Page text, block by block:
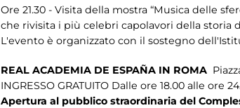
Ore 21.30 - Visita della mostra “Musica delle
che rivisita i più celebri capolavori della storia
L'evento è organizzato con il sostegno
REAL ACADEMIA DE ESPAÑA IN ROMA
INGRESSO GRATUITO Dalle ore 18.00 alle ore
Apertura al pubblico straordinaria del